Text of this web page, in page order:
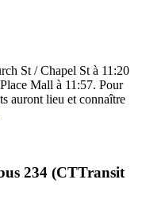
St / Chapel St à 11:20
Mall à 11:57. Pour
auront lieu et connaître
234 (CTTransit